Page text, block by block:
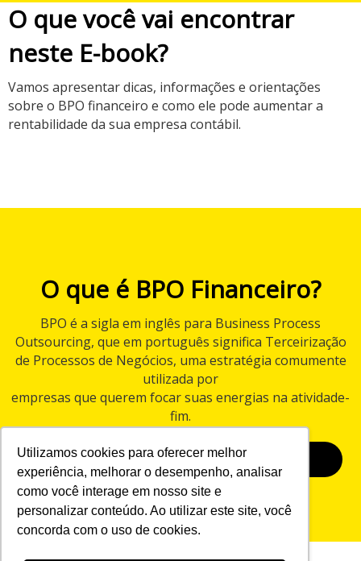
Utilizamos cookies para oferecer melhor
experiência, melhorar o desempenho, analisar
como você interage em nosso site e
personalizar conteúdo. Ao utilizar este site, você
concorda com o uso de cookies.
O que você vai encontrar
neste E-book?
Vamos apresentar dicas, informações e orientações
sobre o BPO financeiro e como ele pode aumentar a
rentabilidade da sua empresa contábil.
O que é BPO Financeiro?
BPO é a sigla em inglês para Business Process
Outsourcing, que em português significa Terceirização
de Processos de Negócios, uma estratégia comumente
utilizada por
empresas que querem focar suas energias na atividade-
fim.
BAIXAR E-BOOK